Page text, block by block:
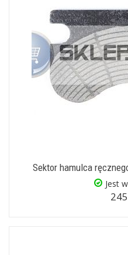
Sektor hamulca
Jest